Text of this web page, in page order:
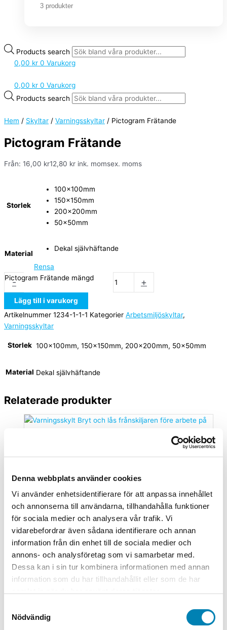
Denna webbplats använder cookies
Vi använder enhetsidentifierare för att anpassa innehållet
och annonserna till användarna, tillhandahålla funktioner
för sociala medier och analysera vår trafik. Vi
vidarebefordrar även sådana identifierare och annan
information från din enhet till de sociala medier och
annons- och analysföretag som vi samarbetar med.
Dessa kan i sin tur kombinera informationen med annan
information som du har tillhandahållit eller som de har
Nödvändig
3 produkter
Products search
0,00 kr 0 Varukorg
0,00 kr 0 Varukorg
Products search
Hem / Skyltar / Varningsskyltar / Pictogram Frätande
Pictogram Frätande
Från: 16,00 kr12,80 kr ink. momsex. moms
Storlek
100x100mm
150x150mm
200x200mm
50x50mm
Material
Dekal självhäftande
Rensa
-
Pictogram Frätande mängd +
Lägg till i varukorg
Artikelnummer 1234-1-1-1 Kategorier Arbetsmiljöskyltar,
Varningsskyltar
Storlek 100x100mm, 150x150mm, 200x200mm, 50x50mm
Material Dekal självhäftande
Relaterade produkter
frånskiljaren före arbete på travers
Från:45,00kr36,00kr ink. moms ex. moms
Välj
alternativ
Den här produkten har flera varianter. De
olika alternativen kan väljas på produktsidan
Arbetsmiljöskyltar
Varningsskylt Hälsofarlig
Från:80,00kr 64,00 kr ink. momsex. moms
Välj
Arbetsmiljöskyltar